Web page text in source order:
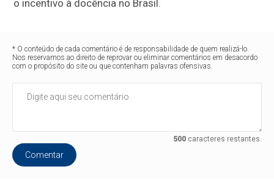
o incentivo à docência no Brasil.
* O conteúdo de cada comentário é de responsabilidade de quem realizá-lo.
Nos reservamos ao direito de reprovar ou eliminar comentários em desacordo
com o propósito do site ou que contenham palavras ofensivas.
500caracteres restantes.
Comentar